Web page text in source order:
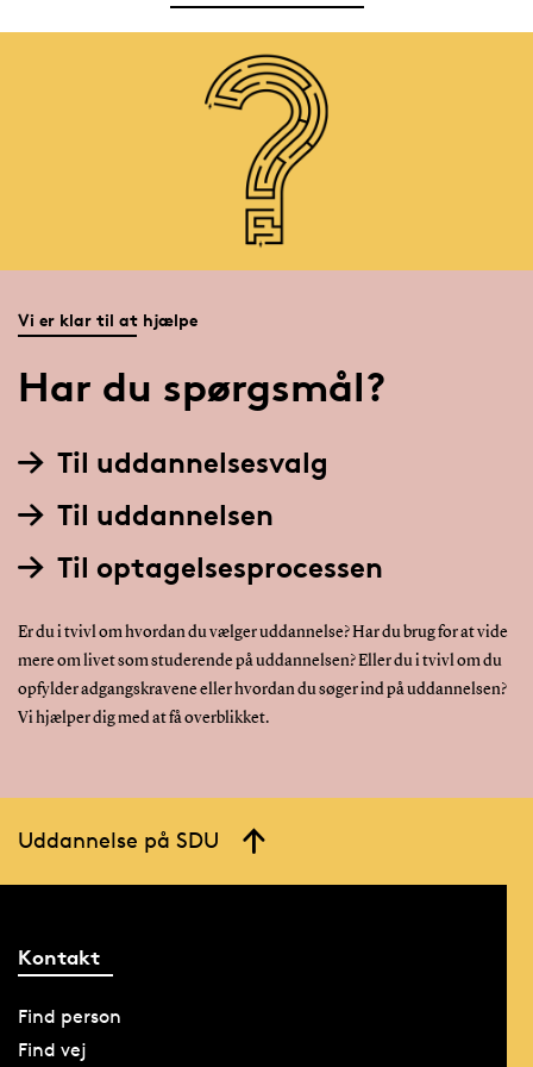
Vi er klar til at hjælpe
Har du spørgsmål?
Til uddannelsesvalg
Til uddannelsen
Til optagelsesprocessen
Er du i tvivl om hvordan du vælger uddannelse? Har du brug for at vide
mere om livet som studerende på uddannelsen? Eller du i tvivl om du
opfylder adgangskravene eller hvordan du søger ind på uddannelsen?
Vi hjælper dig med at få overblikket.
Uddannelse på SDU
Kontakt
Find person
Find vej